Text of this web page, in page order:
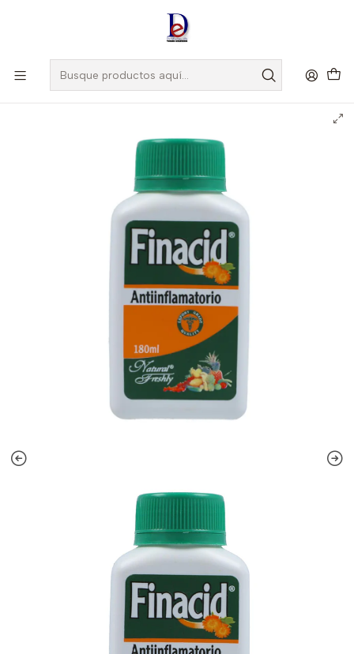
, Si eres nuevo regístrate
FINACID REFLU SUSP X 360 ML -CALENDULA-NATURAL FRESHLY
UBI 13-D